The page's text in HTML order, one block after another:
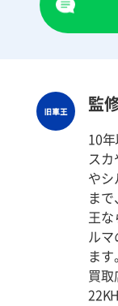
監
10
スカ
や
ま
王な
ル
ま
買